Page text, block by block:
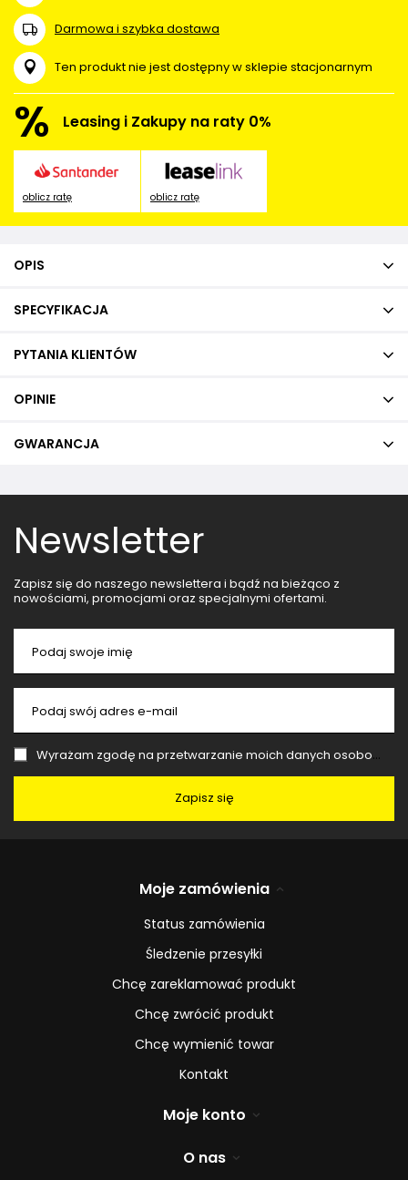
Darmowa i szybka dostawa
Ten produkt nie jest dostępny w sklepie stacjonarnym
% Leasing i Zakupy na raty 0%
oblicz ratę oblicz ratę
OPIS
SPECYFIKACJA
PYTANIA KLIENTÓW
OPINIE
GWARANCJA
Newsletter
Zapisz się do naszego newslettera i bądź na bieżąco z
nowościami, promocjami oraz specjalnymi ofertami.
Podaj swoje imię
Podaj swój adres e-mail
Wyrażam zgodę na przetwarzanie moich danych osobowych (adres e-mail) na potrzeby wysyłki newslettera z informacją handlową (marketing). Więcej w
Zapisz się
Moje zamówienia
Status zamówienia
Śledzenie przesyłki
Chcę zareklamować produkt
Chcę zwrócić produkt
Chcę wymienić towar
Kontakt
Moje konto
O nas